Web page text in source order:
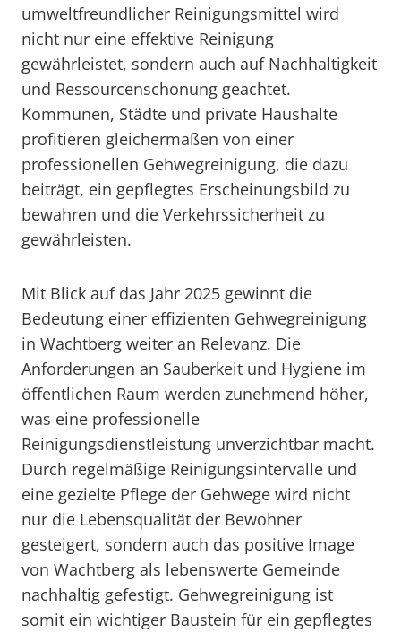
umweltfreundlicher Reinigungsmittel wird
nicht nur eine effektive Reinigung
gewährleistet, sondern auch auf Nachhaltigkeit
und Ressourcenschonung geachtet.
Kommunen, Städte und private Haushalte
profitieren gleichermaßen von einer
professionellen Gehwegreinigung, die dazu
beiträgt, ein gepflegtes Erscheinungsbild zu
bewahren und die Verkehrssicherheit zu
gewährleisten.
Mit Blick auf das Jahr 2025 gewinnt die
Bedeutung einer effizienten Gehwegreinigung
in Wachtberg weiter an Relevanz. Die
Anforderungen an Sauberkeit und Hygiene im
öffentlichen Raum werden zunehmend höher,
was eine professionelle
Reinigungsdienstleistung unverzichtbar macht.
Durch regelmäßige Reinigungsintervalle und
eine gezielte Pflege der Gehwege wird nicht
nur die Lebensqualität der Bewohner
gesteigert, sondern auch das positive Image
von Wachtberg als lebenswerte Gemeinde
nachhaltig gefestigt. Gehwegreinigung ist
somit ein wichtiger Baustein für ein gepflegtes